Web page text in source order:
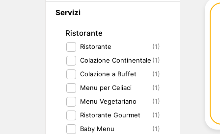
Emilia Romagna
Valle d'Aosta
Trentino-Alto Adige
Friuli-Venezia Giulia
Marche
Lampedusa
Pantelleria
Gourmet &
Benessere e Relax
Servizi
Ristorante
Ristorante
(1)
Colazione Continentale (1)
Colazione a Buffet
(1)
Menu per Celiaci
(1)
Menu Vegetariano
(1)
Ristorante Gourmet
(1)
Baby Menu
(1)